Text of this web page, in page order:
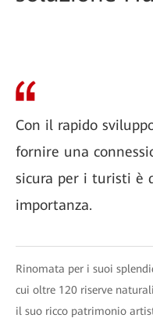
Con il rapido
fornire una
sicura per i turisti è
importanza.
Rinomata per i suoi
cui oltre 120 riserve
il suo ricco patrimonio